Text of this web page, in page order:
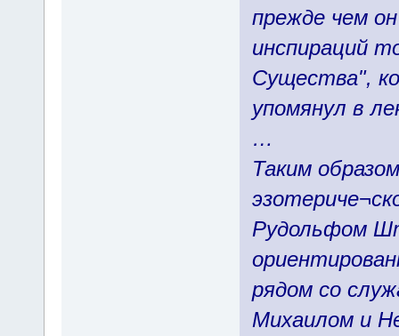
прежде чем
инспираций
Существа",
упомянул в
…
Таким
Рудольфом
рядом со
Михаилом и